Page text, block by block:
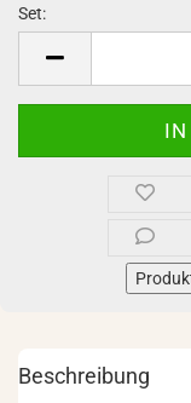
Set:
Beschreibung